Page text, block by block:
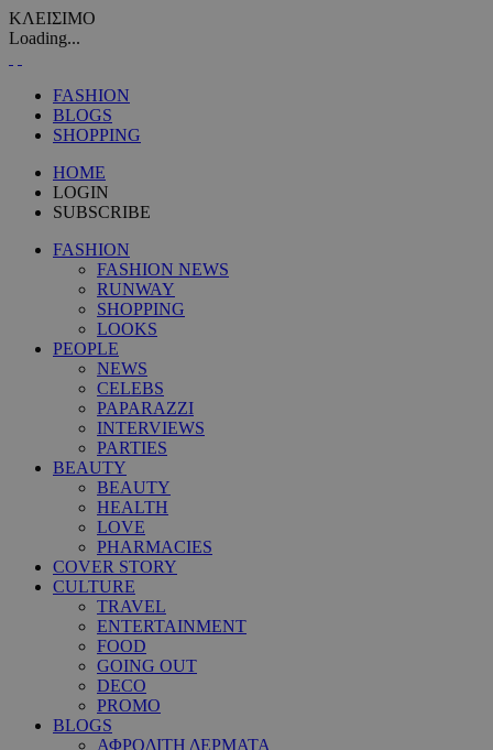
ΚΛΕΙΣΙΜΟ
Loading...
FASHION
BLOGS
SHOPPING
HOME
LOGIN
SUBSCRIBE
FASHION
FASHION NEWS
RUNWAY
SHOPPING
LOOKS
PEOPLE
NEWS
CELEBS
PAPARAZZI
INTERVIEWS
PARTIES
BEAUTY
BEAUTY
HEALTH
LOVE
PHARMACIES
COVER STORY
CULTURE
TRAVEL
ENTERTAINMENT
FOOD
GOING OUT
DECO
PROMO
BLOGS
ΑΦΡΟΔΙΤΗ ΔΕΡΜΑΤΑ